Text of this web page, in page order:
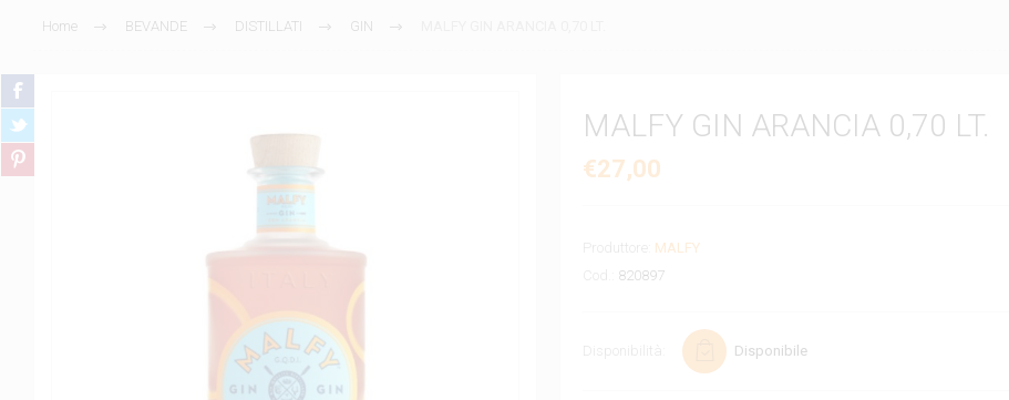
Home BEVANDE DISTILLATI GIN
MALFY GIN ARANCIA 0,70 LT.
€27,00
Produttore:
MALFY
820897
Disponibilità: Disponibile